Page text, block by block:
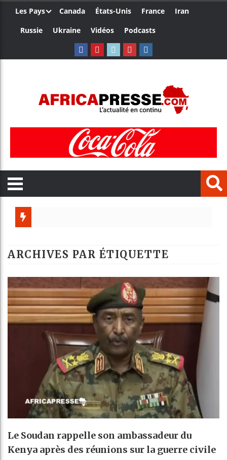
Les Pays Canada États-Unis France
Iran
Russie
Ukraine Vidéos Podcasts
ARCHIVES PAR ÉTIQUETTE
Le Soudan rappelle son ambassadeur du
Kenya après des réunions sur la guerre civile